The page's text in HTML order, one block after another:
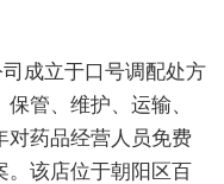
成立于口号调配处方
管、维护、运输、
对药品经营人员免费
。该店位于朝阳区百